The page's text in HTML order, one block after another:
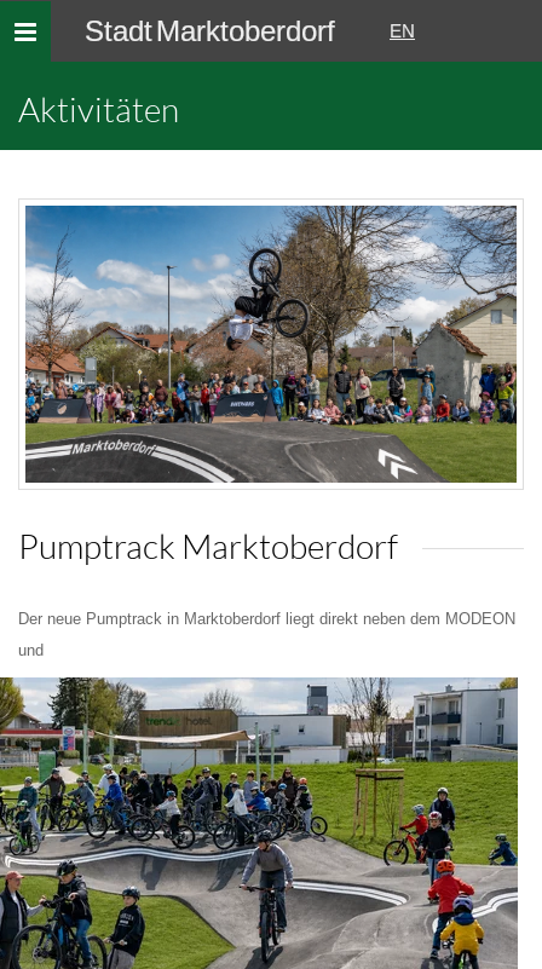
Toggle
navigation
Stadt Marktoberdorf EN
Aktivitäten
Pumptrack Marktoberdorf
Der neue Pumptrack in Marktoberdorf liegt direkt neben dem MODEON
und